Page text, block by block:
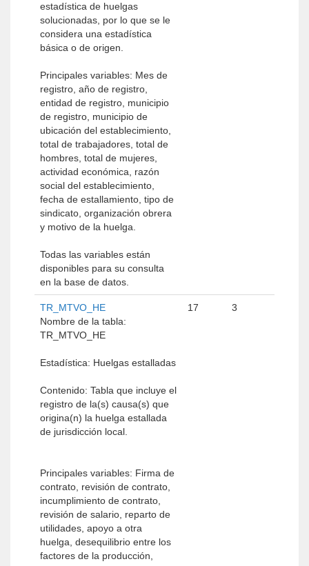
estadística de huelgas
solucionadas, por lo que se le
considera una estadística
básica o de origen.
Principales variables: Mes de
registro, año de registro,
entidad de registro, municipio
de registro, municipio de
ubicación del establecimiento,
total de trabajadores, total de
hombres, total de mujeres,
actividad económica, razón
social del establecimiento,
fecha de estallamiento, tipo de
sindicato, organización obrera
y motivo de la huelga.
Todas las variables están
disponibles para su consulta
en la base de datos.
TR_MTVO_HE
Nombre de la tabla:
TR_MTVO_HE
Estadística: Huelgas estalladas
Contenido: Tabla que incluye el
registro de la(s) causa(s) que
origina(n) la huelga estallada
de jurisdicción local.
Principales variables: Firma de
contrato, revisión de contrato,
incumplimiento de contrato,
revisión de salario, reparto de
utilidades, apoyo a otra
huelga, desequilibrio entre los
factores de la producción,
17 3